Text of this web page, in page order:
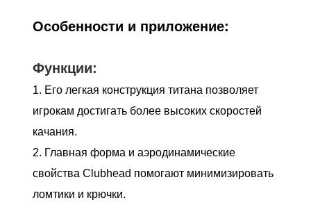
Особенности и приложение:
Функции:
1. Его легкая конструкция титана позволяет
игрокам достигать более высоких скоростей
качания.
2. Главная форма и аэродинамические
свойства Clubhead помогают минимизировать
ломтики и крючки.